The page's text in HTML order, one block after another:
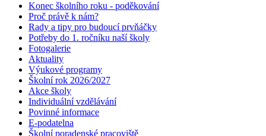
Konec školního roku - poděkování
Proč právě k nám?
Rady a tipy pro budoucí prvňáčky
Potřeby do 1. ročníku naší školy
Fotogalerie
Aktuality
Výukové programy
Školní rok 2026/2027
Akce školy
Individuální vzdělávání
Povinné informace
E-podatelna
Školní poradenské pracoviště